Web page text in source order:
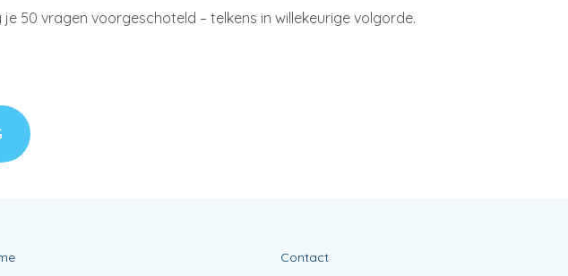
50 vragen voorgeschoteld – telkens in willekeurige volgorde.
Contact